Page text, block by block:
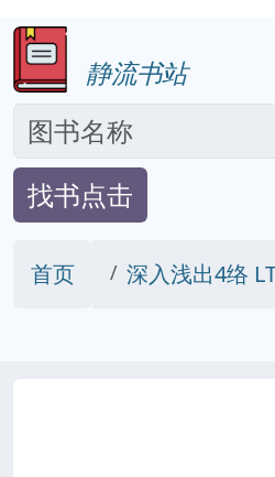
静流书站
找书点击
首页 深入浅出4络